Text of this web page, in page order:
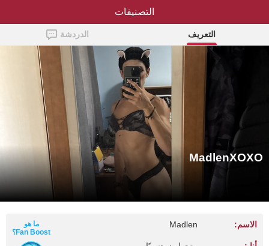
MadlenXOXO
التعريف الدردشة
MadlenXOXO
الاسم: Madlen
ما هو
Fan Boost؟
التصنيفات